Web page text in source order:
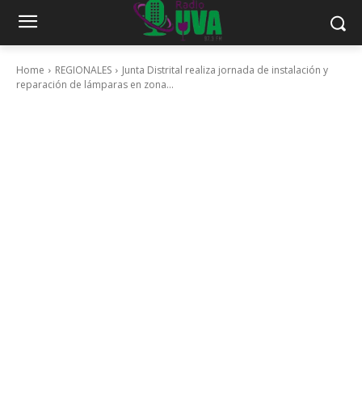
Home REGIONALES
Junta Distrital realiza jornada de instalación y
reparación de lámparas en zona...